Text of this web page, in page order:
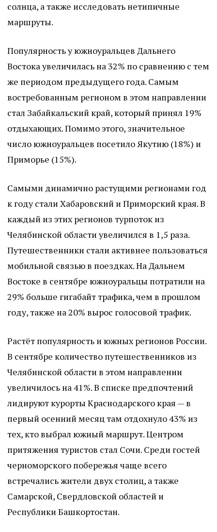
солнца, а также исследовать нетипичные
маршруты.
Популярность у южноуральцев Дальнего
Востока увеличилась на 32% по сравнению с тем
же периодом предыдущего года. Самым
востребованным регионом в этом направлении
стал Забайкальский край, который принял 19%
отдыхающих. Помимо этого, значительное
число южноуральцев посетило Якутию (18%) и
Приморье (15%).
Самыми динамично растущими регионами год
к году стали Хабаровский и Приморский края. В
каждый из этих регионов турпоток из
Челябинской области увеличился в 1,5 раза.
Путешественники стали активнее пользоваться
мобильной связью в поездках. На Дальнем
Востоке в сентябре южноуральцы потратили на
29% больше гигабайт трафика, чем в прошлом
году, также на 20% вырос голосовой трафик.
Растёт популярность и южных регионов России.
В сентябре количество путешественников из
Челябинской области в этом направлении
увеличилось на 41%. В списке предпочтений
лидируют курорты Краснодарского края — в
первый осенний месяц там отдохнуло 43% из
тех, кто выбрал южный маршрут. Центром
притяжения туристов стал Сочи. Среди гостей
черноморского побережья чаще всего
встречались жители двух столиц, а также
Самарской, Свердловской областей и
Республики Башкортостан.